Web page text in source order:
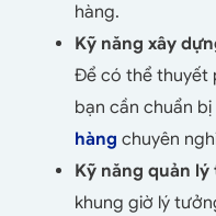
hàng.
Kỹ năng xây
Để có thể thuyết
bạn cần chuẩn bị
hàng chuyên
Kỹ năng quản
khung giờ lý